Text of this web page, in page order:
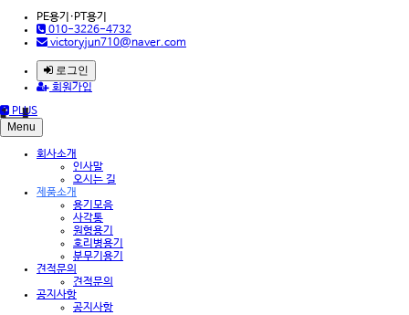
PE용기·PT용기
010-3226-4732
victoryjun710@naver.com
로그인
회원가입
PLUS
Menu
회사소개
인사말
오시는 길
제품소개
용기모음
사각통
원형용기
호리병용기
분무기용기
견적문의
견적문의
공지사항
공지사항